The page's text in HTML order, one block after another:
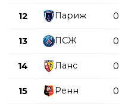
12 Париж 0
13 ПСЖ 0
14 Ланс 0
15 Ренн 0